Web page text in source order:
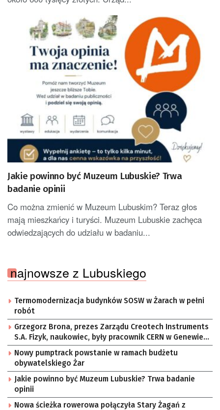
Jakie powinno być Muzeum Lubuskie? Trwa
badanie opinii
Co można zmienić w Muzeum Lubuskim? Teraz głos
mają mieszkańcy i turyści. Muzeum Lubuskie zachęca
odwiedzających do udziału w badaniu...
najnowsze z Lubuskiego
Termomodernizacja budynków SOSW w Żarach w pełni
robót
Grzegorz Brona, prezes Zarządu Creotech Instruments
S.A. Fizyk, naukowiec, były pracownik CERN w Genewie,
przedsiębiorca i nauczyciel akademicki, doktor
habilitowany nauk fizycznych, koordynator Rady
Sektorowej ds. Kompetencji Przemysłu Lotniczo-
Kosmicznego oraz członek Komitetu Badań
Kosmicznych i Satelitarnych PAN.
Nowy pumptrack powstanie w ramach budżetu
obywatelskiego Żar
Jakie powinno być Muzeum Lubuskie? Trwa badanie
opinii
Nowa ścieżka rowerowa połączyła Stary Żagań z